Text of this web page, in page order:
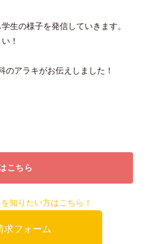
生の様子を発信していきます。
！
のアラキがお伝えしました！
こちら
知りたい方はこちら！
求フォーム